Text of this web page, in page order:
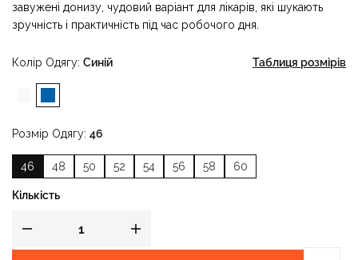
завужені донизу, чудовий варіант для лікарів, які шукають
зручність і практичність під час робочого дня.
Колір Одягу Синій
Розмір Одягу 46
46 48 50 52 54 56 58 60
Таблиця розмірів
Кількість